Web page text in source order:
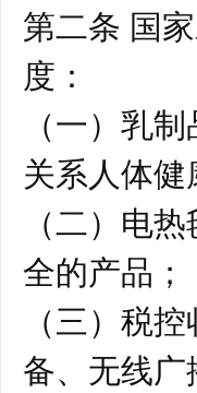
第二条 国
度：
（一）乳
关系人体健
（二）电
全的产品；
（三）税
备、无线